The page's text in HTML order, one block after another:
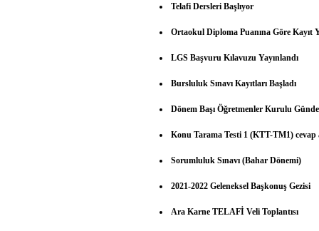
Telafi Dersleri Başlıyor
Ortaokul Diploma Puanına Göre Kayıt
LGS Başvuru Kılavuzu Yayınlandı
Bursluluk Sınavı Kayıtları Başladı
Dönem Başı Öğretmenler Kurulu
Konu Tarama Testi 1 (KTT-TM1) cevap
Sorumluluk Sınavı (Bahar Dönemi)
2021-2022 Geleneksel Başkonuş Gezisi
Ara Karne TELAFİ Veli Toplantısı